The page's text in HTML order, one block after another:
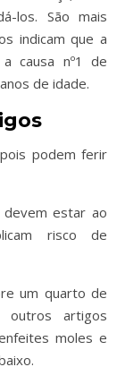
los. São mais
indicam que a
causa nº1 de
de idade.
podem ferir
estar ao
risco de
um quarto de
outros artigos
moles e